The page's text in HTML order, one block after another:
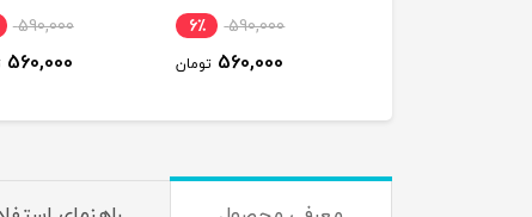
590,000 6٪
560,000 تومان
590,000
560,000